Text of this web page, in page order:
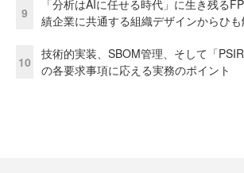
9
「分析はAIに任せる時代」に生き残る
績企業に共通する組織デザインからひも
10
技術的実装、SBOM管理、そして「
の各要求事項に応える実務のポイント